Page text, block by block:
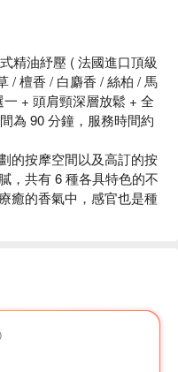
精油紓壓 ( 法國進口頂級
/ 檀香 / 白麝香 / 絲柏 / 馬
+ 頭肩頸深層放鬆 + 全
為 90 分鐘，服務時間約
的按摩空間以及高訂的按
，共有 6 種各具特色的不
癒的香氣中，感官也是種